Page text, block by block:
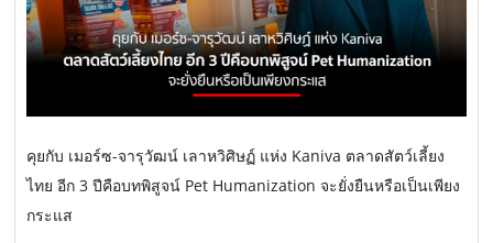
คุยกับ เมอร์ซ-จารุวัฒน์ เลาหวิศิษฏ์ แห่ง Kaniva ตลาดสัตว์เลี้ยง
ไทย อีก 3 ปีคือบทพิสูจน์ Pet Humanization จะยั่งยืนหรือเป็นเพียง
กระแส